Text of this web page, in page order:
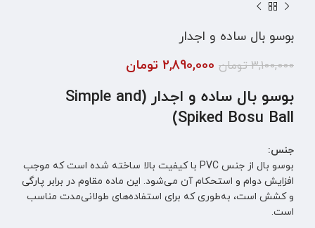
بوسو بال ساده و اجدار
3,100,000 تومان 2,890,000 تومان
بوسو بال ساده و اجدار (Simple and
Spiked Bosu Ball)
جنس:
بوسو بال از جنس PVC با کیفیت بالا ساخته شده است که موجب
افزایش دوام و استحکام آن می‌شود. این ماده مقاوم در برابر پارگی
و کشش است، به‌طوری که برای استفاده‌های طولانی‌مدت مناسب
است.